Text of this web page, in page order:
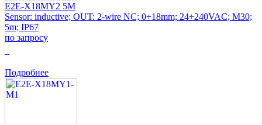
E2E-X18MY2 5M
Sensor: inductive; OUT: 2-wire NC; 0÷18mm; 24÷240VAC; M30;
5m; IP67
по запросу
Подробнее